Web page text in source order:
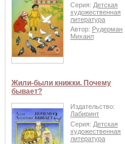
Серия: Детская
художественная
литература
Автор: Рудерман
Михаил
Жили-были книжки. Почему
бывает?
Издательство:
Лабиринт
Серия: Детская
художественная
литература